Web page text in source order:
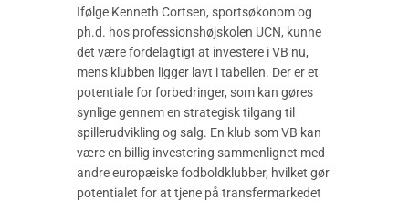
Ifølge Kenneth Cortsen, sportsøkonom og
ph.d. hos professionshøjskolen UCN, kunne
det være fordelagtigt at investere i VB nu,
mens klubben ligger lavt i tabellen. Der er et
potentiale for forbedringer, som kan gøres
synlige gennem en strategisk tilgang til
spillerudvikling og salg. En klub som VB kan
være en billig investering sammenlignet med
andre europæiske fodboldklubber, hvilket gør
potentialet for at tjene på transfermarkedet